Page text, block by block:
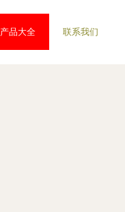
产品大全 联系我们